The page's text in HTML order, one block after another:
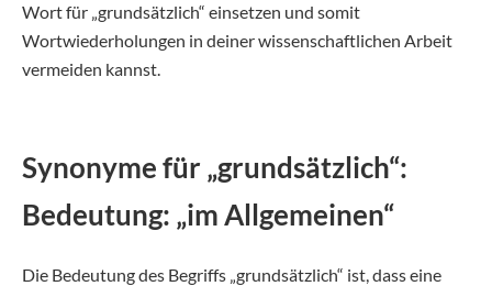
Wort für „grundsätzlich“ einsetzen und somit
Wortwiederholungen in deiner wissenschaftlichen Arbeit
vermeiden kannst.
Synonyme für „grundsätzlich“:
Bedeutung: „im Allgemeinen“
Die Bedeutung des Begriffs „grundsätzlich“ ist, dass eine